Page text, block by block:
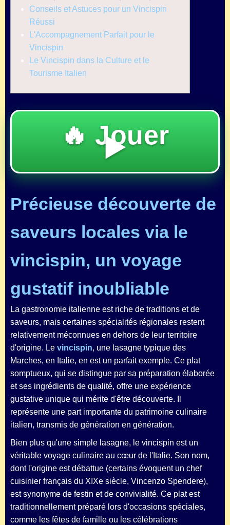
Conseils et Astuces pour un Vincispin
Réussi
L'Accompagnement Parfait pour le
Vincispin
Le Vincispin dans la Culture et le
Tourisme Italien
🔥 Jouer
▶️
Précieuse découverte de
saveurs locales via le
vincispin, un voyage
gustatif inoubliable
La gastronomie italienne est riche de traditions et de
saveurs, mais certaines spécialités régionales restent
relativement méconnues en dehors de leur territoire
d'origine. Le vincispin, une lasagne typique des
Marches, en Italie, en est un parfait exemple. Ce plat
somptueux, qui se distingue par sa préparation élaborée
et ses ingrédients de qualité, offre une expérience
gustative unique qui mérite d'être découverte. Il
représente une part importante du patrimoine culinaire
italien, transmis de génération en génération.
Bien plus qu'une simple lasagne, le vincispin est un
véritable voyage culinaire au cœur de l'Italie. Son nom,
dont l'origine est débattue (certains évoquent un chef
cuisinier français du XIXe siècle, Vincenzo Spendere),
est synonyme de festin et de convivialité. Ce plat est
traditionnellement préparé lors d'occasions spéciales,
comme les fêtes de famille ou les célébrations